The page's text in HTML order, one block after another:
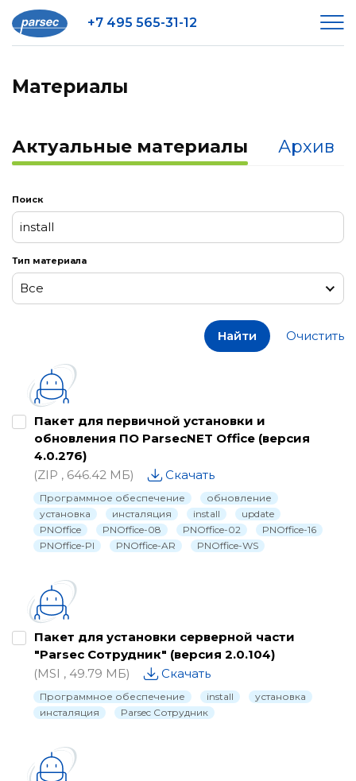
+7 495 565-31-12
Материалы
Актуальные материалы Архив
Поиск
Тип материала
Все
Каталог
Паспорта
Письма о снятии с производства
Программное обеспечение
Проектные материалы
Рекламные материалы
Сертификаты и декларации
Схемы подключения
Утилиты, драйвера и библиотеки
Найти Очистить
Пакет для первичной установки и
обновления ПО ParsecNET Office (версия
4.0.276)
(ZIP , 646.42 МБ)
Скачать
Программное обеспечение
обновление
установка
инсталяция install
update
PNOffice
PNOffice-08 PNOffice-02
PNOffice-16
PNOffice-PI
PNOffice-AR PNOffice-WS
Пакет для установки серверной части
"Parsec Сотрудник" (версия 2.0.104)
(MSI , 49.79 МБ)
Скачать
Программное обеспечение install
установка
инсталяция
Parsec Сотрудник